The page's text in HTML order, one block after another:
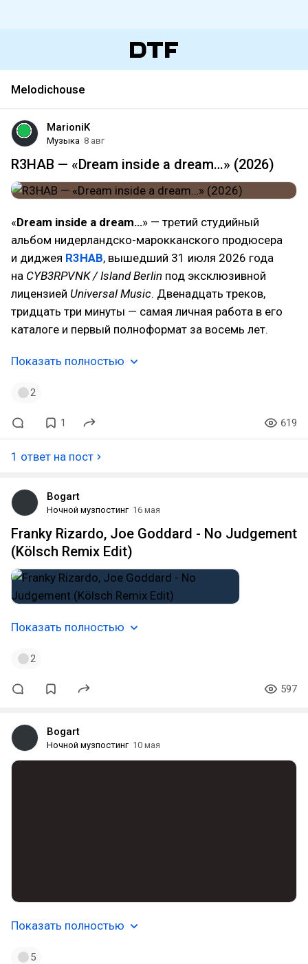
Melodichouse
MarioniK
Музыка 8 авг
R3HAB — «Dream inside a dream…» (2026)
«Dream inside a dream…» — третий студийный
альбом нидерландско-марокканского продюсера
и диджея R3HAB, вышедший 31 июля 2026 года
на CYB3RPVNK / Island Berlin под эксклюзивной
лицензией Universal Music. Двенадцать треков,
тридцать три минуты — самая личная работа в его
каталоге и первый полноформат за восемь лет.
Показать полностью
2
1 619
1 ответ на пост
Bogart
Ночной музпостинг 16 мая
Franky Rizardo, Joe Goddard - No Judgement
(Kölsch Remix Edit)
Показать полностью
2
597
Bogart
Ночной музпостинг 10 мая
Показать полностью
5